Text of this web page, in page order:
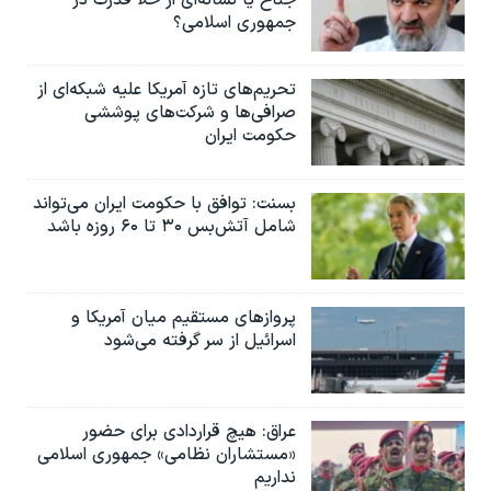
جمهوری اسلامی؟
تحریم‌های تازه آمریکا علیه شبکه‌ای از
صرافی‌ها و شرکت‌های پوششی
حکومت ایران
بسنت: توافق با حکومت ایران می‌تواند
شامل آتش‌بس ۳۰ تا ۶۰ روزه باشد
پروازهای مستقیم میان آمریکا و
اسرائیل از سر گرفته می‌شود
عراق: هیچ قراردادی برای حضور
«مستشاران نظامی» جمهوری اسلامی
نداریم